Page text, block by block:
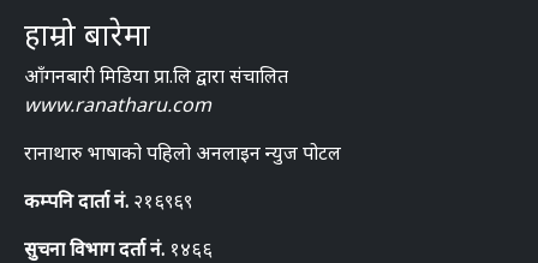
हाम्रो बारेमा
आँगनबारी मिडिया प्रा.लि द्वारा संचालित
www.ranatharu.com
रानाथारु भाषाको पहिलो अनलाइन न्युज पोटल
कम्पनि दार्ता नं. २१६९६९
सुचना विभाग दर्ता नं. १४६६